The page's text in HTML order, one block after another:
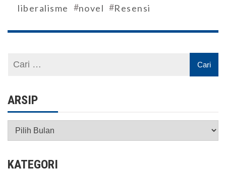
liberalisme #novel #Resensi
ARSIP
Arsip
KATEGORI